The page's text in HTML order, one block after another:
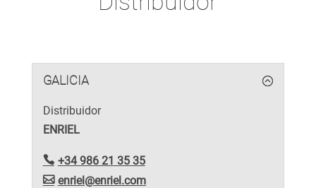
GALICIA
Distribuidor
ENRIEL
+34 986 21 35 35
enriel@enriel.com